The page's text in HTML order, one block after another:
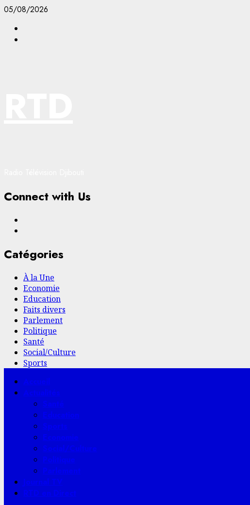
Aller
contenu
05/08/2026
Connect with Us
Catégories
À la Une
Economie
Education
Faits divers
Parlement
Politique
Santé
Social/Culture
Sports
Menu
principal
Accueil
Actualités
Santé
Education
Sports
Economie
Social/Culture
Politique
Parlement
Journal TV
RTD en Direct